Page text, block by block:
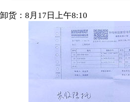
卸货：8月17日上午8:10